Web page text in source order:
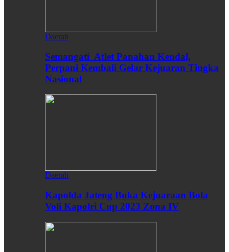
Daerah
Semangati Atlet Panahan Kendal,
Perpani Kembali Gelar Kejuaran Tingka
Nasional
Daerah
Kapolda Jateng Buka Kejuaraan Bola
Voli Kapolri Cup 2023 Zona IV